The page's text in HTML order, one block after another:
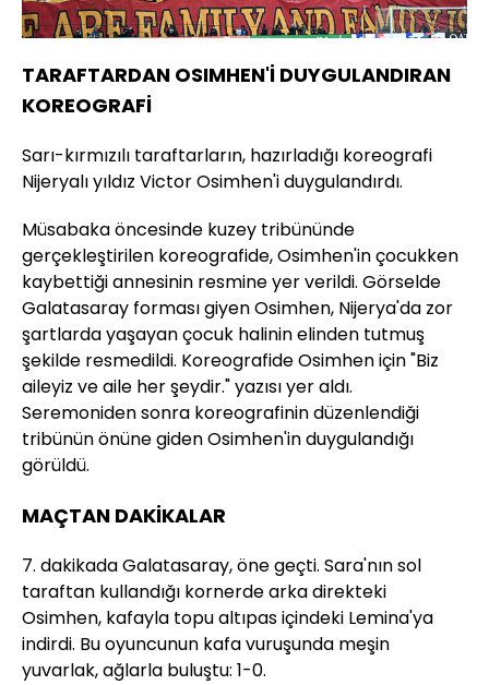
TARAFTARDAN OSIMHEN'İ DUYGULANDIRAN
KOREOGRAFİ
Sarı-kırmızılı taraftarların, hazırladığı koreografi
Nijeryalı yıldız Victor Osimhen'i duygulandırdı.
Müsabaka öncesinde kuzey tribününde
gerçekleştirilen koreografide, Osimhen'in çocukken
kaybettiği annesinin resmine yer verildi. Görselde
Galatasaray forması giyen Osimhen, Nijerya'da zor
şartlarda yaşayan çocuk halinin elinden tutmuş
şekilde resmedildi. Koreografide Osimhen için "Biz
aileyiz ve aile her şeydir." yazısı yer aldı.
Seremoniden sonra koreografinin düzenlendiği
tribünün önüne giden Osimhen'in duygulandığı
görüldü.
MAÇTAN DAKİKALAR
7. dakikada Galatasaray, öne geçti. Sara'nın sol
taraftan kullandığı kornerde arka direkteki
Osimhen, kafayla topu altıpas içindeki Lemina'ya
indirdi. Bu oyuncunun kafa vuruşunda meşin
yuvarlak, ağlarla buluştu: 1-0.